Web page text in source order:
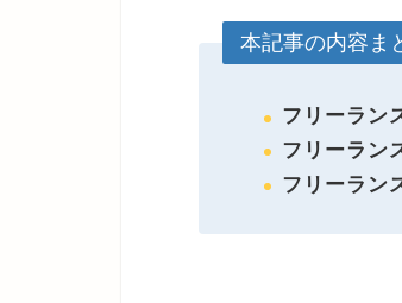
本記事の内容ま
フリーラン
フリーラン
フリーラン